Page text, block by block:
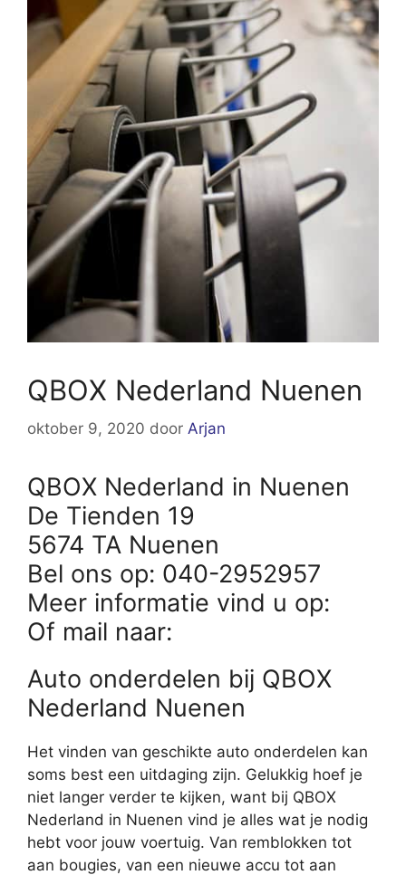
QBOX Nederland Nuenen
oktober 9, 2020 door Arjan
QBOX Nederland in Nuenen
De Tienden 19
5674 TA Nuenen
Bel ons op: 040-2952957
Meer informatie vind u op:
Of mail naar:
Auto onderdelen bij QBOX
Nederland Nuenen
Het vinden van geschikte auto onderdelen kan
soms best een uitdaging zijn. Gelukkig hoef je
niet langer verder te kijken, want bij QBOX
Nederland in Nuenen vind je alles wat je nodig
hebt voor jouw voertuig. Van remblokken tot
aan bougies, van een nieuwe accu tot aan